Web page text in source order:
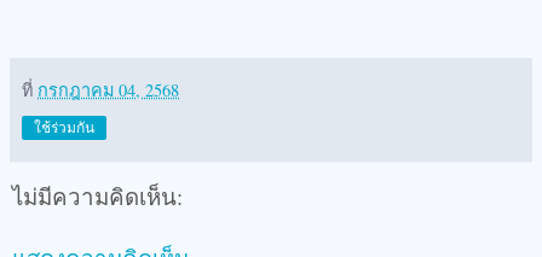
ที่ กรกฎาคม 04, 2568
ใช้ร่วมกัน
ไม่มีความคิดเห็น: